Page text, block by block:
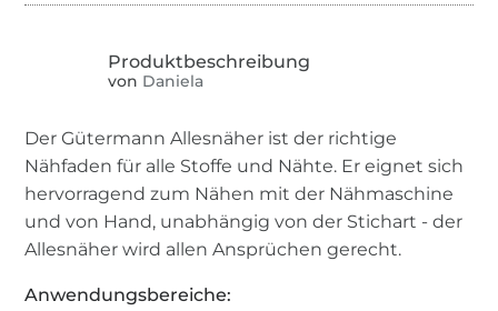
von Daniela
Der Gütermann Allesnäher ist der richtige
Nähfaden für alle Stoffe und Nähte. Er eignet sich
hervorragend zum Nähen mit der Nähmaschine
und von Hand, unabhängig von der Stichart - der
Allesnäher wird allen Ansprüchen gerecht.
Anwendungsbereiche: